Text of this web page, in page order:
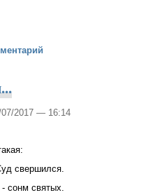
07/2017 — 16:14
свершился.
сонм святых.